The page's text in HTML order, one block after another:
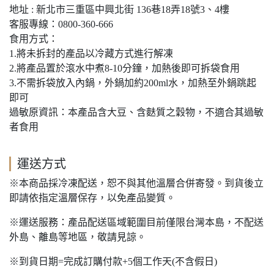
地址 : 新北市三重區中興北街 136巷18弄18號3、4樓
客服專線：0800-360-666
食用方式：
1.將未拆封的產品以冷藏方式進行解凍
2.將產品置於滾水中煮8-10分鐘，加熱後即可拆袋食用
3.不需拆袋放入內鍋，外鍋加約200ml水，加熱至外鍋跳起
即可
過敏原資訊：本產品含大豆、含麩質之穀物，不適合其過敏
者食用
運送方式
※本商品採冷凍配送，恕不與其他溫層合併寄發。到貨後立
即請依指定溫層保存，以免產品變質。
※運送服務：產品配送區域範圍目前僅限台灣本島，不配送
外島、離島等地區，敬請見諒。
※到貨日期=完成訂購付款+5個工作天(不含假日)